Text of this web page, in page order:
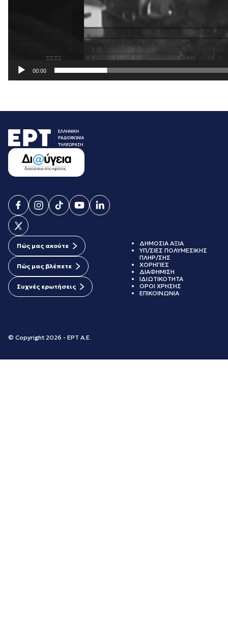
00:00
Πώς μας ακούτε
Πώς μας βλέπετε
Συχνές ερωτήσεις
© Copyright 2026 - ΕΡΤ Α.Ε.
ΔΗΜΟΣΙΑ ΑΞΙΑ
ΥΠ/ΣΙΕΣ ΠΟΛΥΜΕΣΙΚΗΣ
ΠΛΗΡ/ΣΗΣ
ΧΟΡΗΓΙΕΣ
ΔΙΑΦΗΜΙΣΗ
ΙΔΙΩΤΙΚΟΤΗΤΑ
ΟΡΟΙ ΧΡΗΣΗΣ
ΕΠΙΚΟΙΝΩΝΙΑ